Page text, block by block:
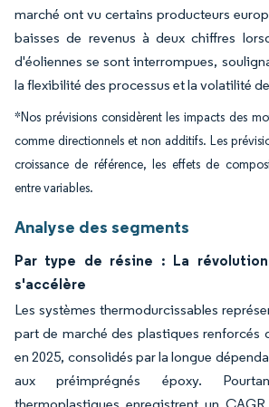
marché ont vu certains producteurs
baisses de revenus à deux chiffres
d'éoliennes se sont interrompues,
la flexibilité des processus et la volatilité
*Nos prévisions considèrent les impacts des
comme directionnels et non additifs. Les
croissance de référence, les effets de
entre variables.
Analyse des segments
Par type de résine : La
s'accélère
Les systèmes thermodurcissables
part de marché des plastiques renforcés
en 2025, consolidés par la longue
aux préimprégnés époxy.